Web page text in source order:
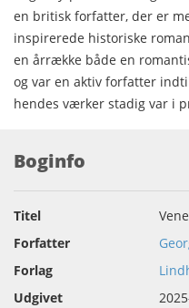
en britisk forfatter, der er
inspirerede historiske
en årrække både en
og var en aktiv forfatter
hendes værker stadig var i
Boginfo
Titel
Forfatter
Forlag
Udgivet